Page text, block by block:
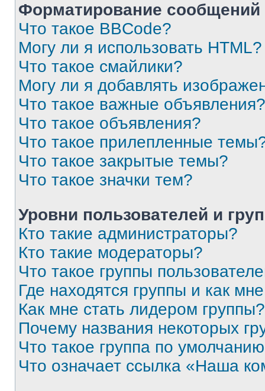
Форматирование
Что такое BBCode?
Могу ли я использовать HTML?
Что такое смайлики?
Могу ли я добавлять
Что такое важные объявления?
Что такое объявления?
Что такое прилепленные
Что такое закрытые темы?
Что такое значки тем?
Уровни пользователей и
Кто такие администраторы?
Кто такие модераторы?
Что такое группы
Где находятся группы и как
Как мне стать лидером группы?
Почему названия некоторых
Что такое группа по
Что означает ссылка «Наша